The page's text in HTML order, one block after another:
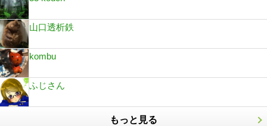
山口透析鉄
kombu
ふじさん
もっと見る